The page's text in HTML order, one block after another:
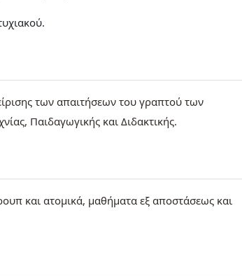
των απαιτήσεων του γραπτού των
Παιδαγωγικής και Διδακτικής.
και ατομικά, μαθήματα εξ αποστάσεως και